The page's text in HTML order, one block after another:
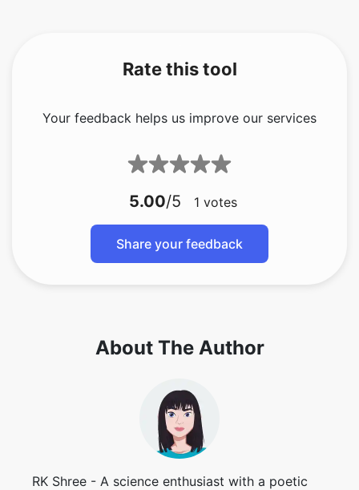
Rate this tool
Your feedback helps us improve our services
5.00/5 1 votes
Share your feedback
About The Author
RK Shree - A science enthusiast with a poetic